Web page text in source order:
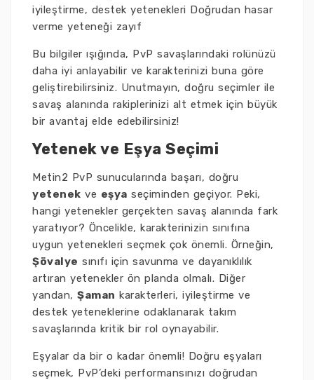
iyileştirme, destek yetenekleri Doğrudan hasar
verme yeteneği zayıf
Bu bilgiler ışığında, PvP savaşlarındaki rolünüzü
daha iyi anlayabilir ve karakterinizi buna göre
geliştirebilirsiniz. Unutmayın, doğru seçimler ile
savaş alanında rakiplerinizi alt etmek için büyük
bir avantaj elde edebilirsiniz!
Yetenek ve Eşya Seçimi
Metin2 PvP sunucularında başarı, doğru
yetenek ve eşya seçiminden geçiyor. Peki,
hangi yetenekler gerçekten savaş alanında fark
yaratıyor? Öncelikle, karakterinizin sınıfına
uygun yetenekleri seçmek çok önemli. Örneğin,
Şövalye sınıfı için savunma ve dayanıklılık
artıran yetenekler ön planda olmalı. Diğer
yandan, Şaman karakterleri, iyileştirme ve
destek yeteneklerine odaklanarak takım
savaşlarında kritik bir rol oynayabilir.
Eşyalar da bir o kadar önemli! Doğru eşyaları
seçmek, PvP’deki performansınızı doğrudan